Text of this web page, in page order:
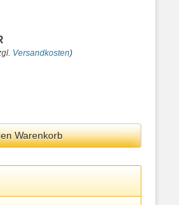
Versandkosten)